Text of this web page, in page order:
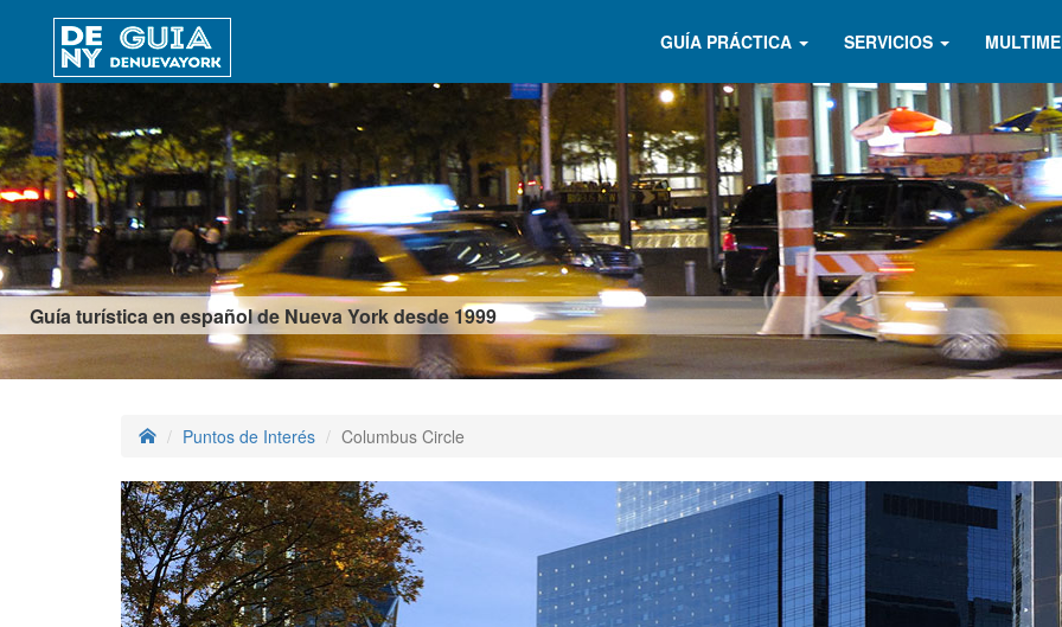
Guía turística en español de Nueva York desde 1999
GUÍA PRÁCTICA SERVICIOS
Puntos de Interés Columbus Circle